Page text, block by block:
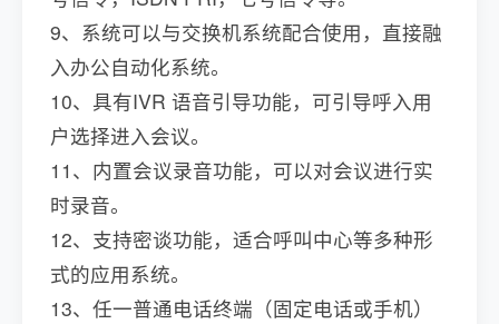
9、系统可以与交换机系统配合使用，直接融
入办公自动化系统。
10、具有IVR 语音引导功能，可引导呼入用
户选择进入会议。
11、内置会议录音功能，可以对会议进行实
时录音。
12、支持密谈功能，适合呼叫中心等多种形
式的应用系统。
13、任一普通电话终端（固定电话或手机）